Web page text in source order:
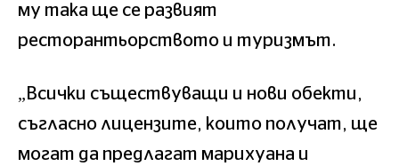
му така ще се развият
ресторантьорството и туризмът.
„Всички съществуващи и нови обекти,
съгласно лицензите, които получат, ще
могат да предлагат марихуана и